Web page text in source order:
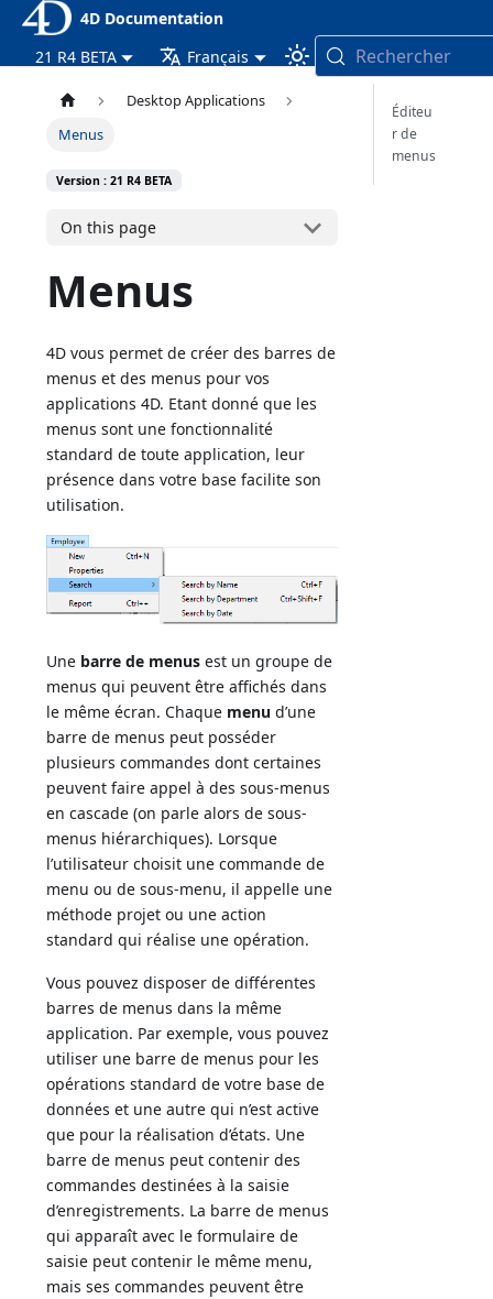
4D Documentation
21 R4 BETA
Français Rechercher
Desktop Applications
Menus
Version : 21 R4 BETA
On this page
Menus
4D vous permet de créer des barres de
menus et des menus pour vos
applications 4D. Etant donné que les
menus sont une fonctionnalité
standard de toute application, leur
présence dans votre base facilite son
utilisation.
Une barre de menus est un groupe de
menus qui peuvent être affichés dans
le même écran. Chaque menu d’une
barre de menus peut posséder
plusieurs commandes dont certaines
peuvent faire appel à des sous-menus
en cascade (on parle alors de sous-
menus hiérarchiques). Lorsque
l’utilisateur choisit une commande de
menu ou de sous-menu, il appelle une
méthode projet ou une action
standard qui réalise une opération.
Vous pouvez disposer de différentes
barres de menus dans la même
application. Par exemple, vous pouvez
utiliser une barre de menus pour les
opérations standard de votre base de
données et une autre qui n’est active
que pour la réalisation d’états. Une
barre de menus peut contenir des
commandes destinées à la saisie
d’enregistrements. La barre de menus
qui apparaît avec le formulaire de
saisie peut contenir le même menu,
mais ses commandes peuvent être
Éditeu
r de
menus